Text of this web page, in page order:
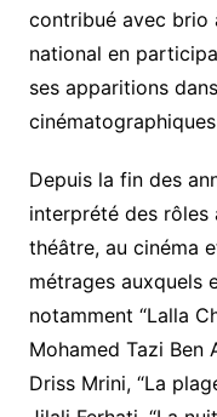
contribué avec brio
national en
ses apparitions
Depuis la fin des
interprété des rôles
théâtre, au cinéma
métrages auxquels
notamment “Lalla
Mohamed Tazi Ben
Driss Mrini, “La